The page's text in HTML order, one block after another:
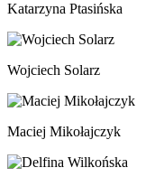
Katarzyna Ptasińska
Wojciech Solarz
Maciej Mikołajczyk